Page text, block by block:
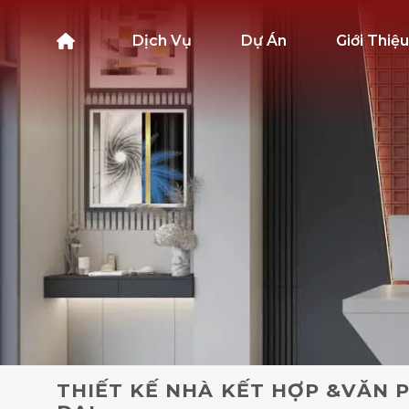
nội
dung
Dịch Vụ Dự Án Giới Thiệu
THIẾT KẾ NHÀ KẾT HỢP &VĂN